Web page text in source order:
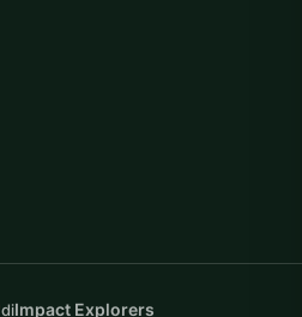
diImpact Explorers